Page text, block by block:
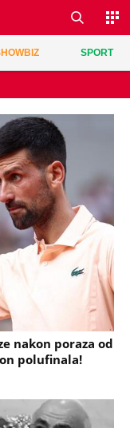
SPORT
nakon poraza od
polufinala!